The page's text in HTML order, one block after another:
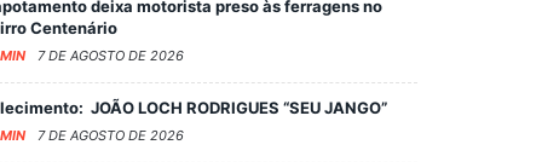
deixa motorista preso às ferragens no
Centenário
7 DE AGOSTO DE 2026
JOÃO LOCH RODRIGUES “SEU JANGO”
7 DE AGOSTO DE 2026